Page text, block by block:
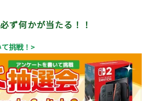
ず何かが当たる！！
挑戦！>